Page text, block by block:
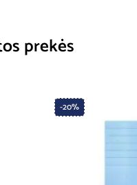
prekės
-20%